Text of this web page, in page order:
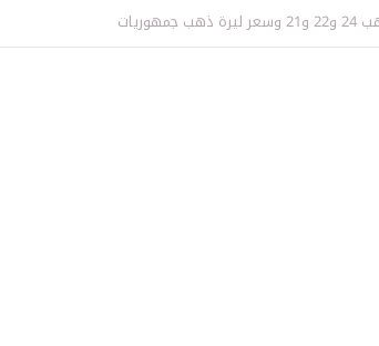
قد تدفع الأسعار للصعود أو الهبوط